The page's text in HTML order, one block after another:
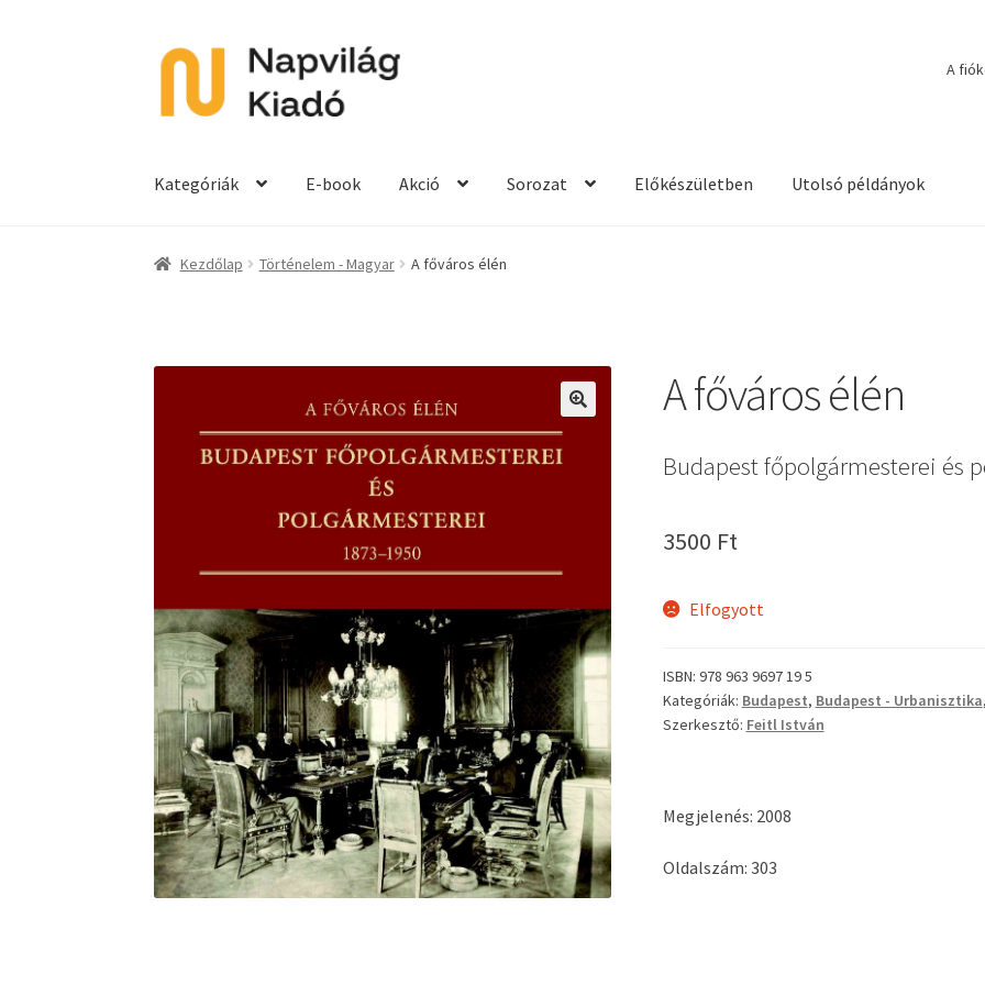
Ugrás
navigációhoz
Kilépés
tartalomba
A
Kategóriák E-book Akció Sorozat Előkészületben Utolsó példányok
Kezdőlap Történelem - Magyar A főváros élén
A főváros élén
Budapest főpolgármesterei és
3500 Ft
Elfogyott
ISBN: 978 963 9697 19 5
Kategóriák: Budapest, Budapest - Urbanisztika,
Szerkesztő: Feitl István
Megjelenés: 2008
Oldalszám: 303